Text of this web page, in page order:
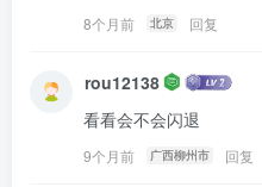
8个月前 北京 回复
rou12138
看看会不会闪退
9个月前 广西柳州市 回复